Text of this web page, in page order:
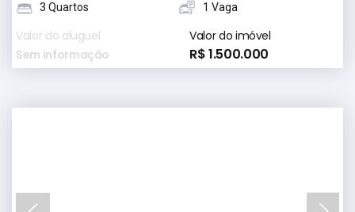
3 Quartos
1 Vaga
Valor do aluguel
Sem informação
Valor do imóvel
R$ 1.500.000